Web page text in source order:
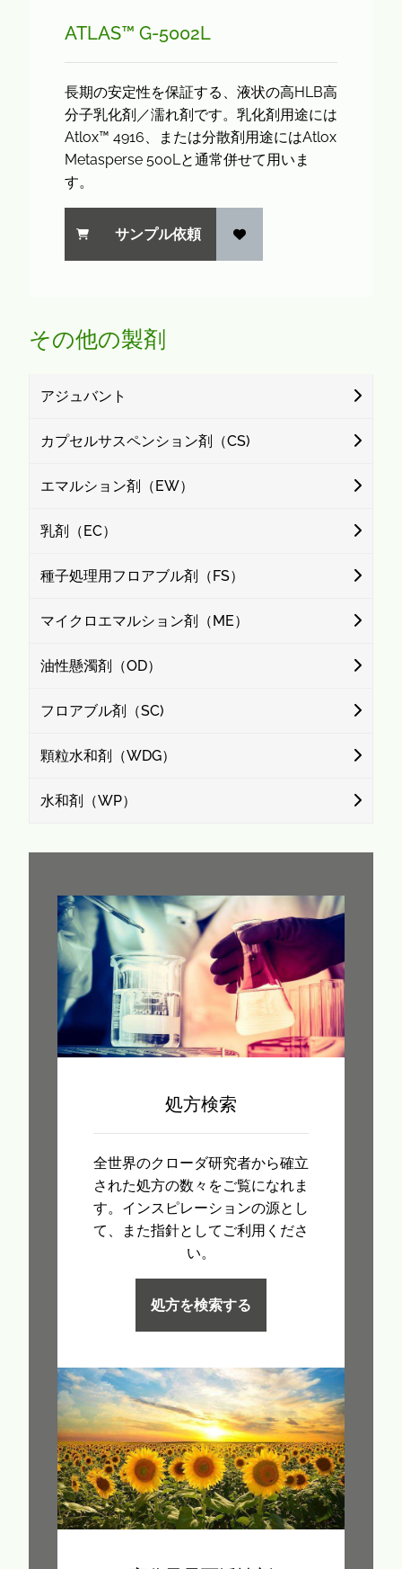
ATLAS™ G-5002L
長期の安定性を保証する、液状の高HLB高
分子乳化剤／濡れ剤です。乳化剤用途には
Atlox™ 4916、または分散剤用途にはAtlox
Metasperse 500Lと通常併せて用いま
す。
サンプル依頼
その他の製剤
アジュバント
カプセルサスペンション剤（CS)
エマルション剤（EW）
乳剤（EC）
種子処理用フロアブル剤（FS）
マイクロエマルション剤（ME）
油性懸濁剤（OD）
フロアブル剤（SC)
顆粒水和剤（WDG）
水和剤（WP）
処方検索
全世界のクローダ研究者から確立
された処方の数々をご覧になれま
す。インスピレーションの源とし
て、また指針としてご利用くださ
い。
処方を検索する